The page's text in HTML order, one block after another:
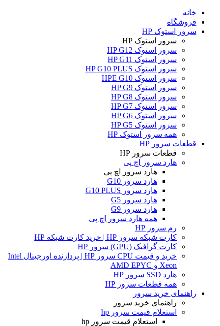
خانه
فروشگاه
سرور استوک HP
سرور استوک HP
سرور استوک HP G12
سرور استوک HP G11
سرور استوک HP G10 PLUS
سرور استوک HPE G10
سرور استوک HP G9
سرور استوک HP G8
سرور استوک HP G7
سرور استوک HP G6
سرور استوک HP G5
همه سرور استوک HP
قطعات سرور HP
قطعات سرور HP
هارد سرور اچ پی
هارد سرور اچ پی
هارد سرور G10
هارد سرور G10 PLUS
هارد سرور G5
هارد سرور G9
همه هارد سرور اچ پی
رم سرور HP
کارت شبکه سرور HP | خرید کارت شبکه HP
کارت گرافیک (GPU) سرور HP
خرید و قیمت CPU سرور HP | پردازنده اورجینال Intel
Xeon و AMD EPYC
هارد SSD سرور HP
همه قطعات سرور HP
راهنمای خرید سرور
راهنمای خرید سرور
استعلام قیمت سرور hp
استعلام قیمت سرور hp